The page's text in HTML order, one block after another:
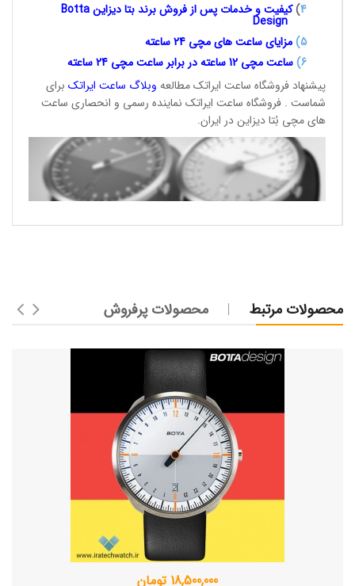
4
)کیفیت و خدمات پس از فروش برند بتا دیزاینBotta
Design
5) مزایای ساعت های مچی 24
ساعته
6) ساعت مچی 12 ساعته در برابر ساعت
مچی 24 ساعته
پیشنهاد فروشگاه ساعت ایراتک مطالعه وبلاگ ساعت ایراتک برای
شماست . فروشگاه ساعت ایراتک نماینده رسمی و انحصاری ساعت
های مچی بُتا دیزاین در ایران.
محصولات مرتبط محصولات پرفروش
18,500,000 تومان